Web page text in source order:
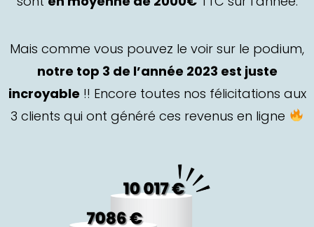
Mais comme vous pouvez le voir sur le podium,
notre top 3 de l’année 2023 est juste
incroyable !! Encore toutes nos félicitations aux
3 clients qui ont généré ces revenus en ligne